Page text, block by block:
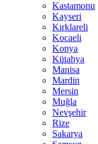
Kastamonu
Kayseri
Kırklareli
Kocaeli
Konya
Kütahya
Manisa
Mardin
Mersin
Muğla
Nevşehir
Rize
Sakarya